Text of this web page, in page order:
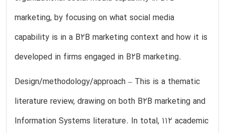
marketing, by focusing on what social media
capability is in a B2B marketing context and how it is
developed in firms engaged in B2B marketing.
Design/methodology/approach – This is a thematic
literature review, drawing on both B2B marketing and
Information Systems literature. In total, 112 academic